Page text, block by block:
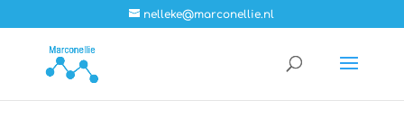
nelleke@marconellie.nl